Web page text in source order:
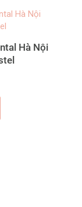
Hà Nội